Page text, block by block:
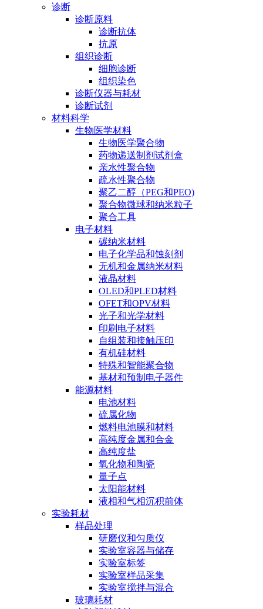
诊断
诊断原料
诊断抗体
抗原
组织诊断
细胞诊断
组织染色
诊断仪器与耗材
诊断试剂
材料科学
生物医学材料
生物医学聚合物
药物递送制剂试剂盒
亲水性聚合物
疏水性聚合物
聚乙二醇（PEG和PEO)
聚合物微球和纳米粒子
聚合工具
电子材料
碳纳米材料
电子化学品和蚀刻剂
无机和金属纳米材料
液晶材料
OLED和PLED材料
OFET和OPV材料
光子和光学材料
印刷电子材料
自组装和接触压印
有机硅材料
特殊和智能聚合物
基材和预制电子器件
能源材料
电池材料
硫属化物
燃料电池膜和材料
高纯度金属和合金
高纯度盐
氧化物和陶瓷
量子点
太阳能材料
液相和气相沉积前体
实验耗材
样品处理
研磨仪和匀质仪
实验室容器与储存
实验室标签
实验室样品采集
实验室搅拌与混合
玻璃耗材